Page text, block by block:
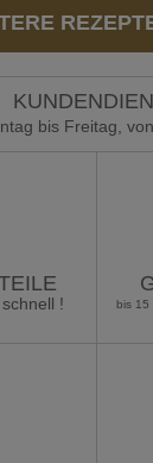
bis Freitag,
! bis 15